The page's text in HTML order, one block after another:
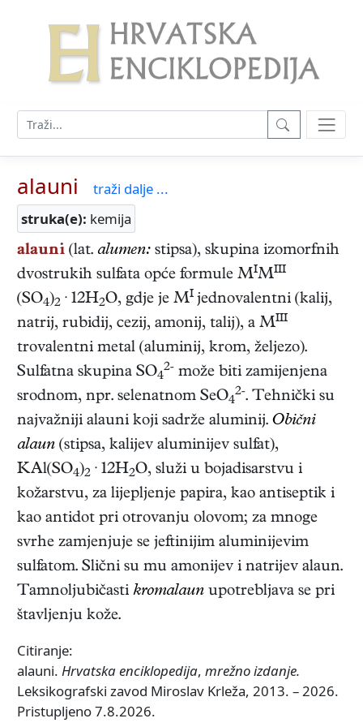
alauni
traži dalje ...
struka(e): kemija
alauni (lat. alumen: stipsa), skupina izomorfnih
dvostrukih sulfata opće formule MIMIII
(SO4)2 · 12H2O, gdje je MI jednovalentni (kalij,
natrij, rubidij, cezij, amonij, talij), a MIII
trovalentni metal (aluminij, krom, željezo).
Sulfatna skupina SO4
2- može biti zamijenjena
srodnom, npr. selenatnom SeO4
2-. Tehnički su
najvažniji alauni koji sadrže aluminij. Obični
alaun (stipsa, kalijev aluminijev sulfat),
KAl(SO4)2 · 12H2O, služi u bojadisarstvu i
kožarstvu, za lijepljenje papira, kao antiseptik i
kao antidot pri otrovanju olovom; za mnoge
svrhe zamjenjuje se jeftinijim aluminijevim
sulfatom. Slični su mu amonijev i natrijev alaun.
Tamnoljubičasti kromalaun upotrebljava se pri
štavljenju kože.
Citiranje:
alauni. Hrvatska enciklopedija, mrežno izdanje.
Leksikografski zavod Miroslav Krleža, 2013. – 2026.
Pristupljeno 7.8.2026.